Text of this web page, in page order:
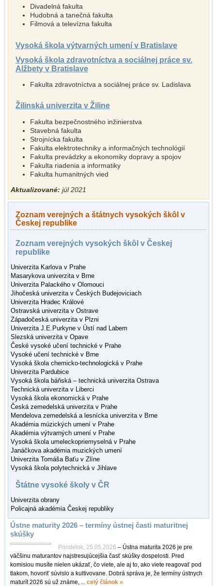
Divadelná fakulta
Hudobná a tanečná fakulta
Filmová a televízna fakulta
Vysoká škola výtvarných umení v Bratislave
Vysoká škola zdravotníctva a sociálnej práce sv.
Alžbety v Bratislave
Fakulta zdravotníctva a sociálnej práce sv. Ladislava
Žilinská univerzita v Žiline
Fakulta bezpečnostného inžinierstva
Stavebná fakulta
Strojnícka fakulta
Fakulta elektrotechniky a informačných technológií
Fakulta prevádzky a ekonomiky dopravy a spojov
Fakulta riadenia a informatiky
Fakulta humanitných vied
Aktualizované: júl 2021
Zoznam verejných a štátnych vysokých škôl v
Českej republike
Zoznam verejných vysokých škôl v Českej
republike
Univerzita Karlova v Prahe
Masarykova univerzita v Brne
Univerzita Palackého v Olomouci
Jihočeská univerzita v Českých Budejoviciach
Univerzita Hradec Králové
Ostravská univerzita v Ostrave
Západočeská univerzita v Plzni
Univerzita J.E.Purkyne v Ústí nad Labem
Slezská univerzita v Opave
České vysoké učení technické v Prahe
Vysoké učení technické v Brne
Vysoká škola chemicko-technologická v Prahe
Univerzita Pardubice
Vysoká škola báňská – technická univerzita Ostrava
Technická univerzita v Liberci
Vysoká škola ekonomická v Prahe
Česká zemedelská univerzita v Prahe
Mendelova zemedelská a lesnícka univerzita v Brne
Akadémia múzických umení v Prahe
Akadémia výtvarných umení v Prahe
Vysoká škola umeleckopriemyselná v Prahe
Janáčkova akadémia muzických umení
Univerzita Tomáša Baťu v Zlíne
Vysoká škola polytechnická v Jihlave
Štátne vysoké školy v ČR
Univerzita obrany
Policajná akadémia Českej republiky
Ústne maturity 2026 – termíny ústnej časti maturitnej
skúšky
Pondelok, 25.05.2026 – Ústna maturita 2026 je pre
väčšinu maturantov najstresujúcejšia časť skúšky dospelosti. Pred
komisiou musíte nielen ukázať, čo viete, ale aj to, ako viete reagovať pod
tlakom, hovoriť súvislo a kultivovane. Dobrá správa je, že termíny ústnych
maturít 2026 sú už známe, ... celý článok »